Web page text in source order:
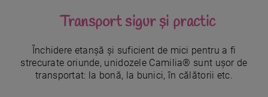
Transport sigur și practic
Închidere etanșă și suficient de mici pentru a fi
strecurate oriunde, unidozele Camilia® sunt ușor de
transportat: la bonă, la bunici, în călătorii etc.